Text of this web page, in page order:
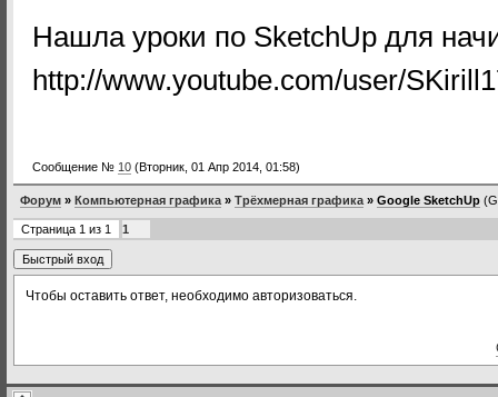
Нашла уроки по SketchUp для
http://www.youtube.com/user/
Сообщение № 10 (Вторник, 01 Апр 2014, 01:58)
Форум » Компьютерная графика » Трёхмерная графика » Google SketchUp
Страница 1 из 1 1
Чтобы оставить ответ, необходимо авторизоваться.